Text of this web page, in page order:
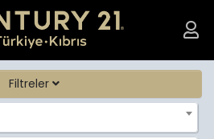
Filtreler